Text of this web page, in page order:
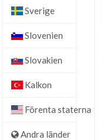
Sverige
Slovenien
Slovakien
Kalkon
Förenta staterna
Andra länder